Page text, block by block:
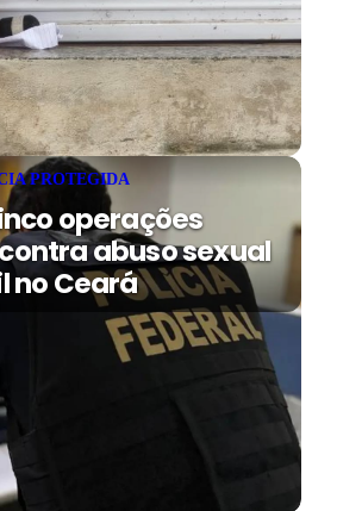
PROTEGIDA
operações
abuso sexual
no Ceará